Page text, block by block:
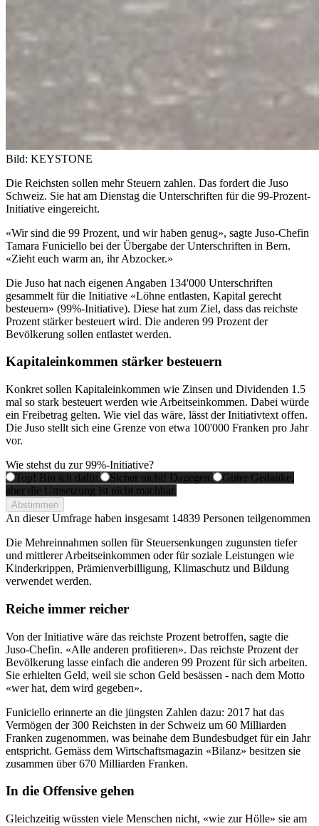
Bild: KEYSTONE
Die Reichsten sollen mehr Steuern zahlen. Das fordert die Juso
Schweiz. Sie hat am Dienstag die Unterschriften für die 99-Prozent-
Initiative eingereicht.
«Wir sind die 99 Prozent, und wir haben genug», sagte Juso-Chefin
Tamara Funiciello bei der Übergabe der Unterschriften in Bern.
«Zieht euch warm an, ihr Abzocker.»
Die Juso hat nach eigenen Angaben 134'000 Unterschriften
gesammelt für die Initiative «Löhne entlasten, Kapital gerecht
besteuern» (99%-Initiative). Diese hat zum Ziel, dass das reichste
Prozent stärker besteuert wird. Die anderen 99 Prozent der
Bevölkerung sollen entlastet werden.
Kapitaleinkommen stärker besteuern
Konkret sollen Kapitaleinkommen wie Zinsen und Dividenden 1.5
mal so stark besteuert werden wie Arbeitseinkommen. Dabei würde
ein Freibetrag gelten. Wie viel das wäre, lässt der Initiativtext offen.
Die Juso stellt sich eine Grenze von etwa 100'000 Franken pro Jahr
vor.
Wie stehst du zur 99%-Initiative?
Top! Bin ich dafür.
Sicher nicht! Dagegen.
Guter Gedanke,
aber die Umsetzung ist nicht machbar.
Abstimmen
An dieser Umfrage haben insgesamt 14839 Personen teilgenommen
Die Mehreinnahmen sollen für Steuersenkungen zugunsten tiefer
und mittlerer Arbeitseinkommen oder für soziale Leistungen wie
Kinderkrippen, Prämienverbilligung, Klimaschutz und Bildung
verwendet werden.
Reiche immer reicher
Von der Initiative wäre das reichste Prozent betroffen, sagte die
Juso-Chefin. «Alle anderen profitieren». Das reichste Prozent der
Bevölkerung lasse einfach die anderen 99 Prozent für sich arbeiten.
Sie erhielten Geld, weil sie schon Geld besässen - nach dem Motto
«wer hat, dem wird gegeben».
Funiciello erinnerte an die jüngsten Zahlen dazu: 2017 hat das
Vermögen der 300 Reichsten in der Schweiz um 60 Milliarden
Franken zugenommen, was beinahe dem Bundesbudget für ein Jahr
entspricht. Gemäss dem Wirtschaftsmagazin «Bilanz» besitzen sie
zusammen über 670 Milliarden Franken.
In die Offensive gehen
Gleichzeitig wüssten viele Menschen nicht, «wie zur Hölle» sie am